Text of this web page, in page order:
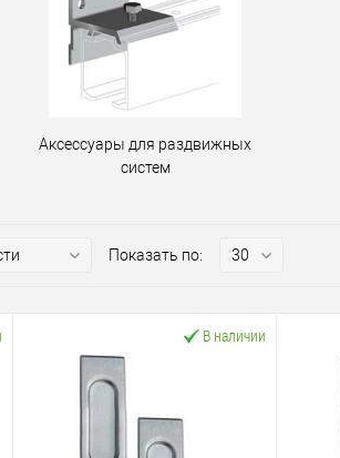
Аксессуары для раздвижных
систем
Показать по:
В наличии